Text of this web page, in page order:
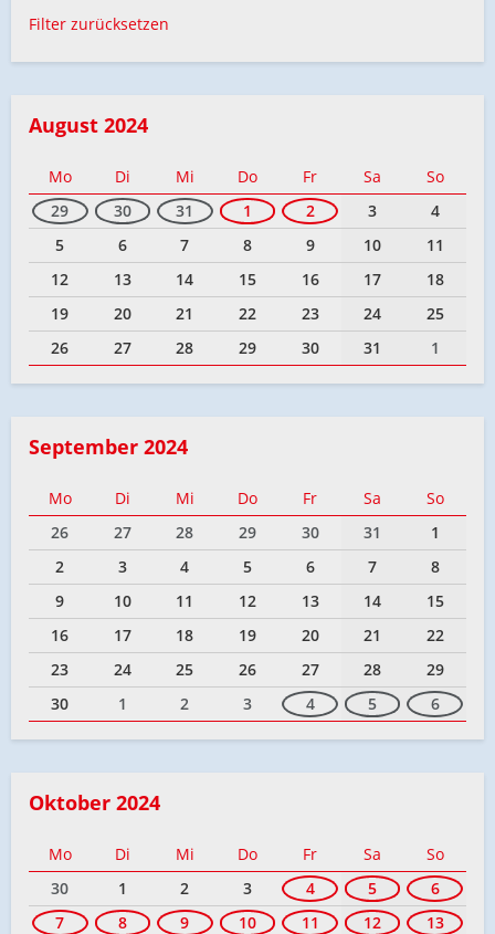
Filter zurücksetzen
August 2024
Mo Di Mi Do Fr Sa
So
29
30 31 1 2 3
4
5
6 7 8 9 10
11
12
13 14 15 16 17
18
19
20 21 22 23 24
25
26
27 28 29 30 31 1
September 2024
Mo Di Mi Do Fr Sa
So
26
27 28 29 30 31
1
2
3 4 5 6 7
8
9
10 11 12 13 14
15
16
17 18 19 20 21
22
23
24 25 26 27 28
29
30
1 2 3 4 5 6
Oktober 2024
Mo Di Mi Do Fr Sa
So
30
1 2 3 4 5
6
7
8 9 10 11 12
13